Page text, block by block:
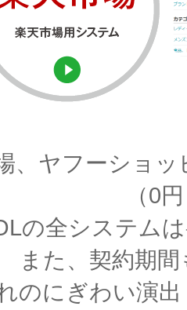
、ヤフーショ
（0
の全システム
また、契約期
のにぎわい演